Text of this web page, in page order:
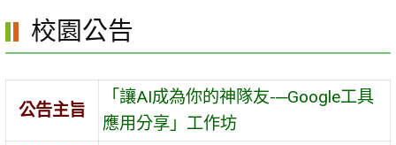
區
校園公告
公告主旨
「讓AI成為你的神隊友-─Google工具
應用分享」工作坊